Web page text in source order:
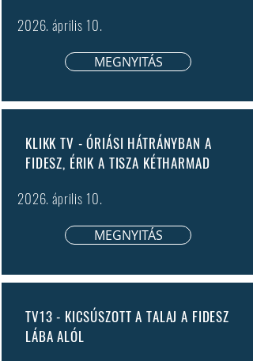
2026. április 10.
MEGNYITÁS
KLIKK TV - ÓRIÁSI HÁTRÁNYBAN A
FIDESZ, ÉRIK A TISZA KÉTHARMAD
2026. április 10.
MEGNYITÁS
TV13 - KICSÚSZOTT A TALAJ A FIDESZ
LÁBA ALÓL